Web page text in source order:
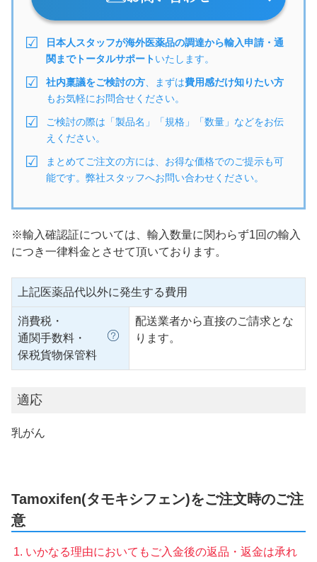
日本人スタッフが海外医薬品の調達から輸入申請・通
関までトータルサポートいたします。
社内稟議をご検討の方 、まずは費用感だけ知りたい方
もお気軽にお問合せください。
ご検討の際は「製品名」「規格」「数量」などをお伝
えください。
まとめてご注文の方には、お得な価格でのご提示も可
能です。弊社スタッフへお問い合わせください。
※輸入確認証については、輸入数量に関わらず1回の輸入
につき一律料金とさせて頂いております。
上記医薬品代以外に発生する費用
消費税・
通関手数料・
保税貨物保管料
配送業者から直接のご請求とな
ります。
適応
乳がん
Tamoxifen(タモキシフェン)をご注文時のご注
意
いかなる理由においてもご入金後の返品・返金は承れ